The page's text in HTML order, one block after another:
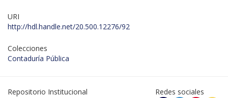
URI
http://hdl.handle.net/20.500.12276/92
Colecciones
Contaduría Pública
Repositorio Institucional Redes sociales